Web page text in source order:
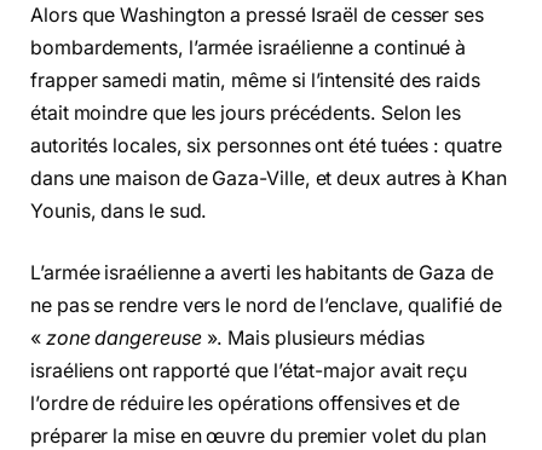
Alors que Washington a pressé Israël de cesser ses
bombardements, l’armée israélienne a continué à
frapper samedi matin, même si l’intensité des raids
était moindre que les jours précédents. Selon les
autorités locales, six personnes ont été tuées : quatre
dans une maison de Gaza-Ville, et deux autres à Khan
Younis, dans le sud.
L’armée israélienne a averti les habitants de Gaza de
ne pas se rendre vers le nord de l’enclave, qualifié de
« zone dangereuse ». Mais plusieurs médias
israéliens ont rapporté que l’état-major avait reçu
l’ordre de réduire les opérations offensives et de
préparer la mise en œuvre du premier volet du plan